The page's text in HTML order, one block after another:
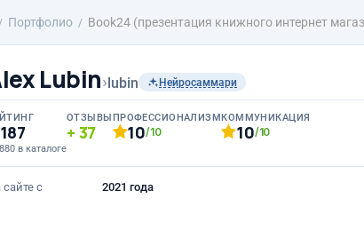
Портфолио Book24 (презентация книжного интернет
Lubin›lubin Нейросаммари
в каталоге
ОТЗЫВЫ
37
ПРОФЕССИОНАЛИЗМ
10/10
КОММУНИКАЦИЯ
10/10
сайте с 2021 года